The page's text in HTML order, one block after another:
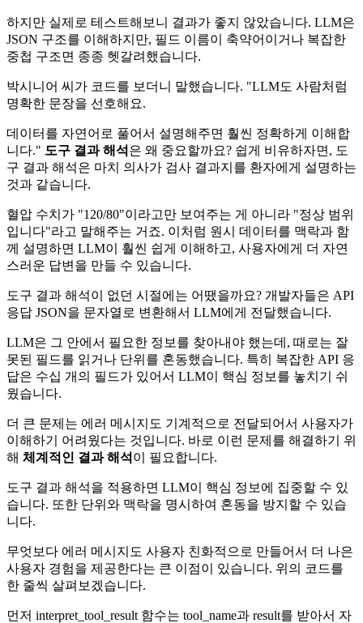
하지만 실제로 테스트해보니 결과가 좋지 않았습니다. LLM은
JSON 구조를 이해하지만, 필드 이름이 축약어이거나 복잡한
중첩 구조면 종종 헷갈려했습니다.
박시니어 씨가 코드를 보더니 말했습니다. "LLM도 사람처럼
명확한 문장을 선호해요.
데이터를 자연어로 풀어서 설명해주면 훨씬 정확하게 이해합
니다." 도구 결과 해석 은 왜 중요할까요? 쉽게 비유하자면, 도
구 결과 해석은 마치 의사가 검사 결과지를 환자에게 설명하는
것과 같습니다.
혈압 수치가 "120/80"이라고만 보여주는 게 아니라 "정상 범위
입니다"라고 말해주는 거죠. 이처럼 원시 데이터를 맥락과 함
께 설명하면 LLM이 훨씬 쉽게 이해하고, 사용자에게 더 자연
스러운 답변을 만들 수 있습니다.
도구 결과 해석이 없던 시절에는 어땠을까요? 개발자들은 API
응답 JSON을 문자열로 변환해서 LLM에게 전달했습니다.
LLM은 그 안에서 필요한 정보를 찾아내야 했는데, 때로는 잘
못된 필드를 읽거나 단위를 혼동했습니다. 특히 복잡한 API 응
답은 수십 개의 필드가 있어서 LLM이 핵심 정보를 놓치기 쉬
웠습니다.
더 큰 문제는 에러 메시지도 기계적으로 전달되어서 사용자가
이해하기 어려웠다는 것입니다. 바로 이런 문제를 해결하기 위
해 체계적인 결과 해석 이 필요합니다.
도구 결과 해석을 적용하면 LLM이 핵심 정보에 집중할 수 있
습니다. 또한 단위와 맥락을 명시하여 혼동을 방지할 수 있습
니다.
무엇보다 에러 메시지도 사용자 친화적으로 만들어서 더 나은
사용자 경험을 제공한다는 큰 이점이 있습니다. 위의 코드를
한 줄씩 살펴보겠습니다.
먼저 interpret_tool_result 함수는 tool_name과 result를 받아서 자